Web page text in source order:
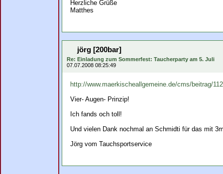
Herzliche Grüße
Matthes
jörg [200bar]
Re: Einladung zum Sommerfest: Taucherparty am 5. Juli
07.07.2008 08:25:49
http://www.maerkischeallgemeine.de/cms/beitrag/
Vier- Augen- Prinzip!
Ich fands och toll!
Und vielen Dank nochmal an Schmidti für das mit
Jörg vom Tauchsportservice